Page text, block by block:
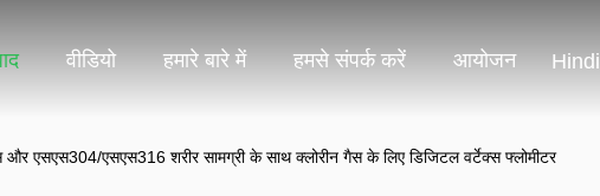
वीडियो हमारे बारे में हमसे संपर्क करें आयोजन Hindi
और एसएस304/एसएस316 शरीर सामग्री के साथ क्लोरीन गैस के लिए डिजिटल वर्टेक्स फ्लोमीटर